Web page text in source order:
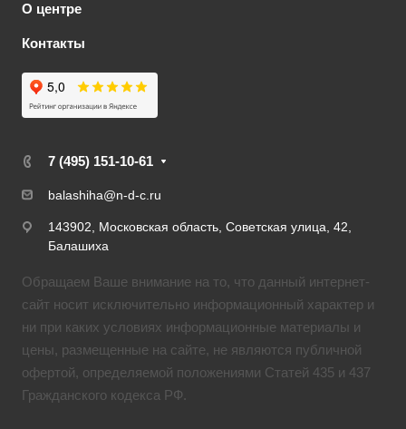
О центре
Контакты
7 (495) 151-10-61
balashiha@n-d-c.ru
143902, Московская область, Советская улица, 42,
Балашиха
Обращаем Ваше внимание на то, что данный интернет-
сайт носит исключительно информационный характер и
ни при каких условиях информационные материалы и
цены, размещенные на сайте, не являются публичной
офертой, определяемой положениями Статей 435 и 437
Гражданского кодекса РФ.